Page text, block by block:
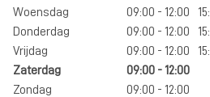
Woensdag
09:00 - 12:00
Donderdag
09:00 - 12:00
Vrijdag
09:00 - 12:00
Zaterdag
09:00 - 12:00
Zondag
09:00 - 12:00